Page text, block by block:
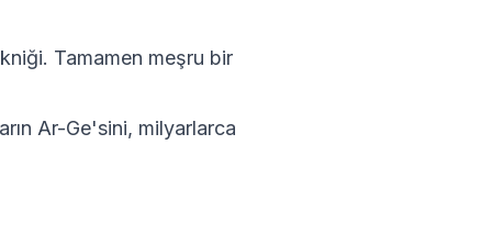
Tamamen meşru bir
Ar-Ge'sini, milyarlarca